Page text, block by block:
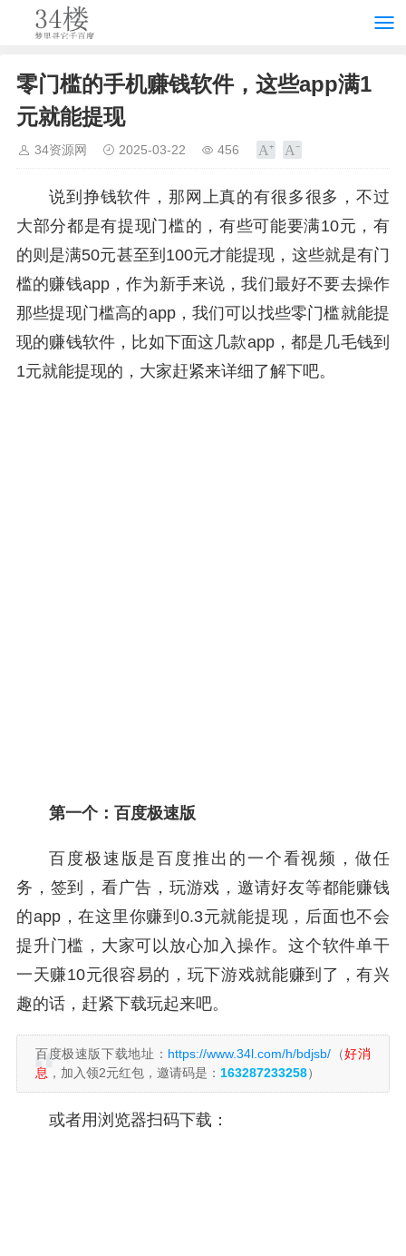
零门槛的手机赚钱软件，这些app满1
元就能提现
34资源网 2025-03-22 456
说到挣钱软件，那网上真的有很多很多，不过
大部分都是有提现门槛的，有些可能要满10元，有
的则是满50元甚至到100元才能提现，这些就是有门
槛的赚钱app，作为新手来说，我们最好不要去操作
那些提现门槛高的app，我们可以找些零门槛就能提
现的赚钱软件，比如下面这几款app，都是几毛钱到
1元就能提现的，大家赶紧来详细了解下吧。
第一个：百度极速版
百度极速版是百度推出的一个看视频，做任
务，签到，看广告，玩游戏，邀请好友等都能赚钱
的app，在这里你赚到0.3元就能提现，后面也不会
提升门槛，大家可以放心加入操作。这个软件单干
一天赚10元很容易的，玩下游戏就能赚到了，有兴
趣的话，赶紧下载玩起来吧。
百度极速版下载地址： https://www.34l.com/h/bdjsb/ （好消
息 ，加入领2元红包，邀请码是： 163287233258）
或者用浏览器扫码下载：